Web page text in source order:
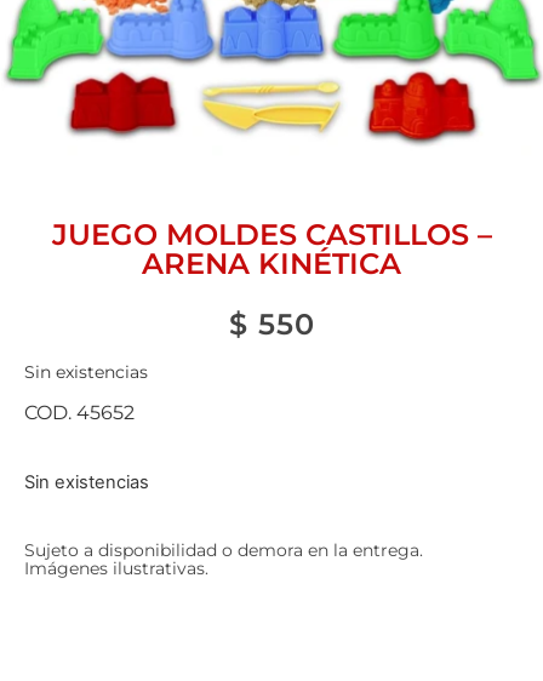
JUEGO MOLDES CASTILLOS –
ARENA KINÉTICA
$ 550
Sin existencias
COD. 45652
Sin existencias
Sujeto a disponibilidad o demora en la entrega.
Imágenes ilustrativas.